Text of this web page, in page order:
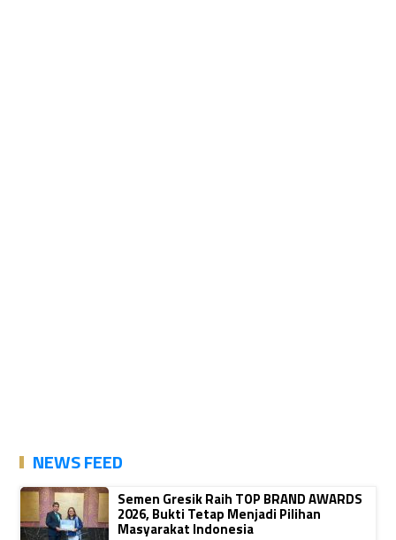
NEWS FEED
Semen Gresik Raih TOP BRAND AWARDS
2026, Bukti Tetap Menjadi Pilihan
Masyarakat Indonesia